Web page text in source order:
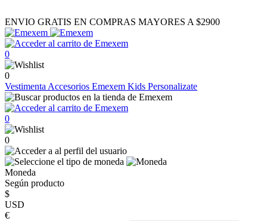
ENVIO GRATIS EN COMPRAS MAYORES A $2900
0
0
Vestimenta Accesorios Emexem Kids Personalizate
0
0
Moneda
Según producto
$
USD
€